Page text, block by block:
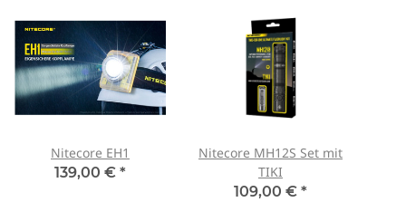
Nitecore EH1
139,00 € *
Nitecore MH12S Set mit
TIKI
109,00 € *